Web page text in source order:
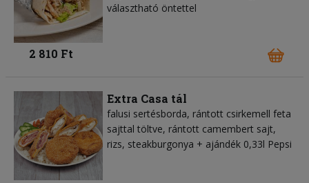
választható öntettel
2 810 Ft
Extra Casa tál
falusi sertésborda, rántott csirkemell feta
sajttal töltve, rántott camembert sajt,
rizs, steakburgonya + ajándék 0,33l Pepsi